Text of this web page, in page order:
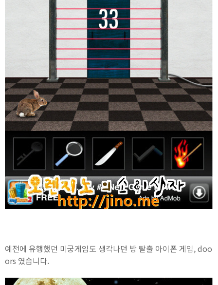
예전에 유행했던 미궁게임도 생각나던 방 탈출 아이폰 게임, doo
ors 였습니다.